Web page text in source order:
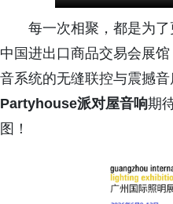
每一次相聚，都是为了
中国进出口商品交易会展馆
音系统的无缝联控与震撼音
Partyhouse派对屋音响期
图！